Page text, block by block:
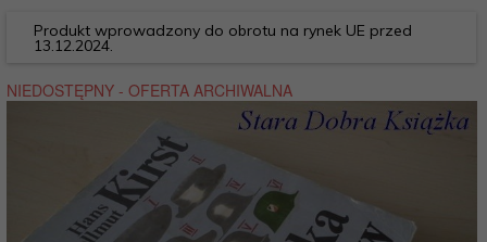
Produkt wprowadzony do obrotu na rynek UE przed
13.12.2024.